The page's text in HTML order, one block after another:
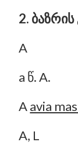
2.
A
a წ. A.
Aavia
A, L